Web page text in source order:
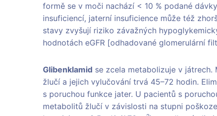
formě se v moči nachází < 10 % podané
insuficiencí, jaterní insuficience může též
stavy zvyšují riziko závažných
hodnotách eGFR [odhadované glomerulární
Glibenklamid se zcela metabolizuje v
žlučí a jejich vylučování trvá 45–72 hodin.
s poruchou funkce jater. U pacientů s
metabolitů žlučí v závislosti na stupni